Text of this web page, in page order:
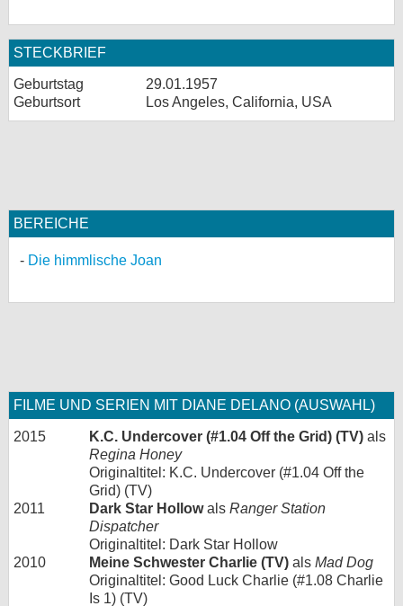
STECKBRIEF
Geburtstag
29.01.1957
Geburtsort
Los Angeles, California, USA
BEREICHE
Die himmlische Joan
FILME UND SERIEN MIT DIANE DELANO (AUSWAHL)
2015 K.C. Undercover (#1.04 Off the Grid) (TV) als
Regina Honey
Originaltitel: K.C. Undercover (#1.04 Off the
Grid) (TV)
2011
Dark Star Hollowals Ranger Station
Dispatcher
Originaltitel: Dark Star Hollow
2010
Meine Schwester Charlie (TV) als Mad Dog
Originaltitel: Good Luck Charlie (#1.08 Charlie
Is 1) (TV)
Cookie-Einstellungen
Impressum
Desktop-Ansicht